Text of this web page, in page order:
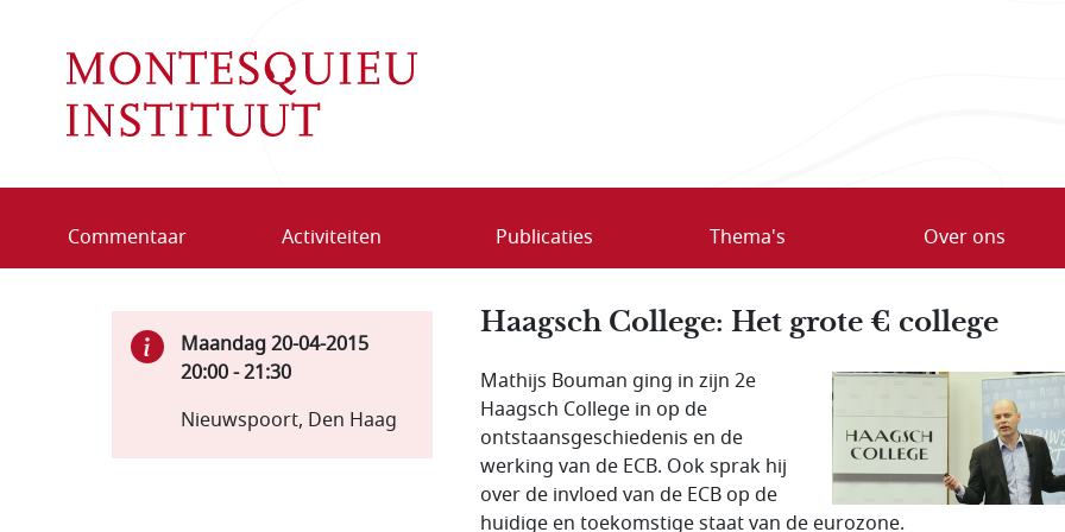
Commentaar Activiteiten Publicaties Thema's Over ons
Haagsch College: Het grote € college
Mathijs Bouman ging in zijn 2e
Haagsch College in op de
ontstaansgeschiedenis en de
werking van de ECB. Ook sprak hij
over de invloed van de ECB op de
huidige en toekomstige staat van de eurozone.
Maandag 20-04-2015
20:00-21:30
Nieuwspoort, Den Haag